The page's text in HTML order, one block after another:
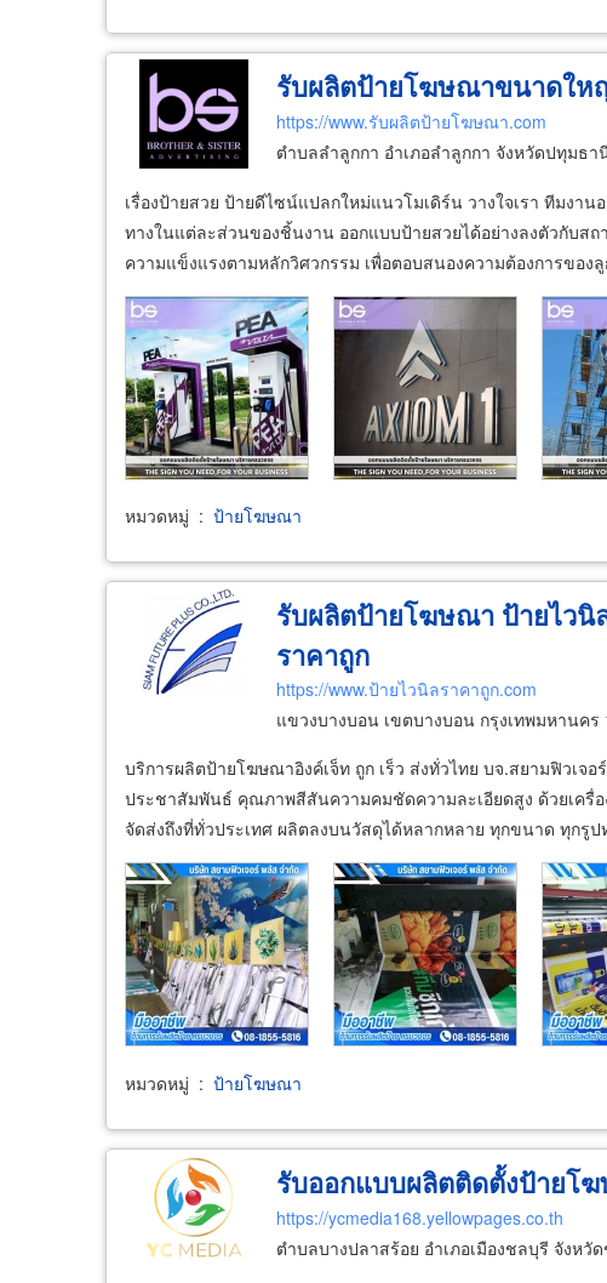
รับผลิตป้ายโฆษณาขนาดให
https://www.รับผลิตป้ายโฆษณา.com
ตำบลลำลูกกา อำเภอลำลูกกา จังหวัดปทุมธา
เรื่องป้ายสวย ป้ายดีไซน์แปลกใหม่แนวโมเดิร์น วางใจเรา ทีมง
ทางในแต่ละส่วนของชิ้นงาน ออกแบบป้ายสวยได้อย่างลงตัวกับส
ความแข็งแรงตามหลักวิศวกรรม เพื่อตอบสนองความต้องการขอ
หมวดหมู่ : ป้ายโฆษณา
รับผลิตป้ายโฆษณา ป้ายไวนิ
ราคาถูก
https://www.ป้ายไวนิลราคาถูก.com
แขวงบางบอน เขตบางบอน กรุงเทพมหานคร
บริการผลิตป้ายโฆษณาอิงค์เจ็ท ถูก เร็ว ส่งทั่วไทย บจ.สยามฟิวเ
ประชาสัมพันธ์ คุณภาพสีสันความคมชัดความละเอียดสูง ด้วยเครื่
จัดส่งถึงที่ทั่วประเทศ ผลิตลงบนวัสดุได้หลากหลาย ทุกขนาด ทุกรูป
หมวดหมู่ : ป้ายโฆษณา
รับออกแบบผลิตติดตั้งป้ายโ
https://ycmedia168.yellowpages.co.th
ตำบลบางปลาสร้อย อำเภอเมืองชลบุรี จังหวั